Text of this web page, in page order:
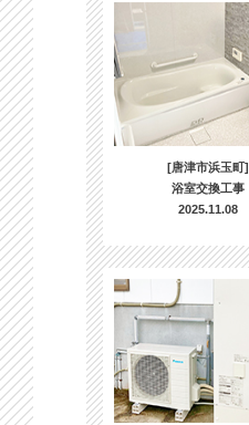
[唐津市浜玉町]
浴室交換工事
2025.11.08